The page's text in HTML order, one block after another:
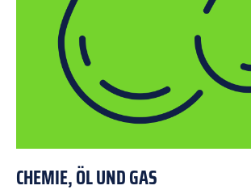
CHEMIE, ÖL UND GAS